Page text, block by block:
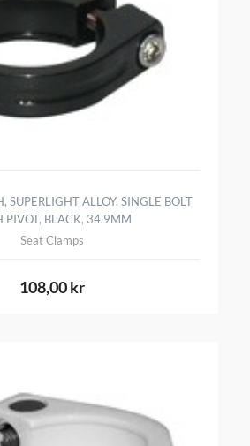
SUPERLIGHT ALLOY, SINGLE BOLT
PIVOT, BLACK, 34.9MM
Seat Clamps
108,00 kr